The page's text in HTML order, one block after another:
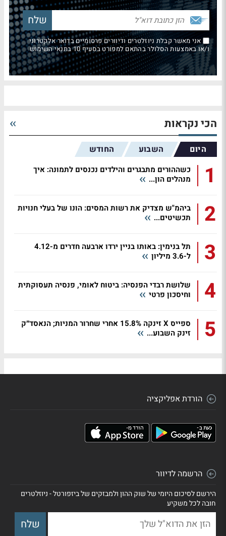
אני מאשר קבלת ניוזלטרים ודיוורים פרסומיים בדואר אלקטרוני
ו/או באמצעות הסלולר בהתאם למפורט בסעיף 10 בתנאי השימוש
הכי נקראות
היום השבוע החודש
1
כשההורים מתבגרים והילדים נכנסים לתמונה: איך
מנהלים הון...
2
ביהמ"ש מצדיק את רשות המסים: הונו של בעלי חנויות
תכשיטים...
3
תל בנימין: באותו בניין ירדו ארבעה חדרים מ-4.12
ל-3.6 מיליון
4
שלושת רבדי הפנסיה: ביטוח לאומי, פנסיה תעסוקתית
וחיסכון פרטי
5
ספייס X זינקה 15.8% אחרי שחרור המניות; הנאסד״ק
זינק השבוע...
הורדת אפליקציה
הרשמה לדיוור
הירשם לסיכום היומי של שוק ההון ולמבזקים של ביזפורטל - ניוזלטרים
חובה לכל משקיע